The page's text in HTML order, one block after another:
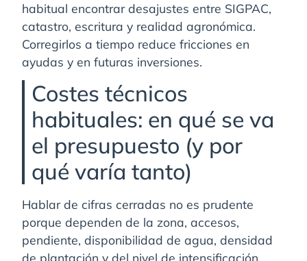
habitual encontrar desajustes entre SIGPAC,
catastro, escritura y realidad agronómica.
Corregirlos a tiempo reduce fricciones en
ayudas y en futuras inversiones.
Costes técnicos
habituales: en qué se va
el presupuesto (y por
qué varía tanto)
Hablar de cifras cerradas no es prudente
porque dependen de la zona, accesos,
pendiente, disponibilidad de agua, densidad
de plantación y del nivel de intensificación.